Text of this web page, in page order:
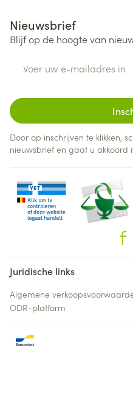
Nieuwsbrief
Blijf op de hoogte van
Door op inschrijven te klikken,
nieuwsbrief en gaat u akkoord
Juridische links
Algemene
ODR-platform